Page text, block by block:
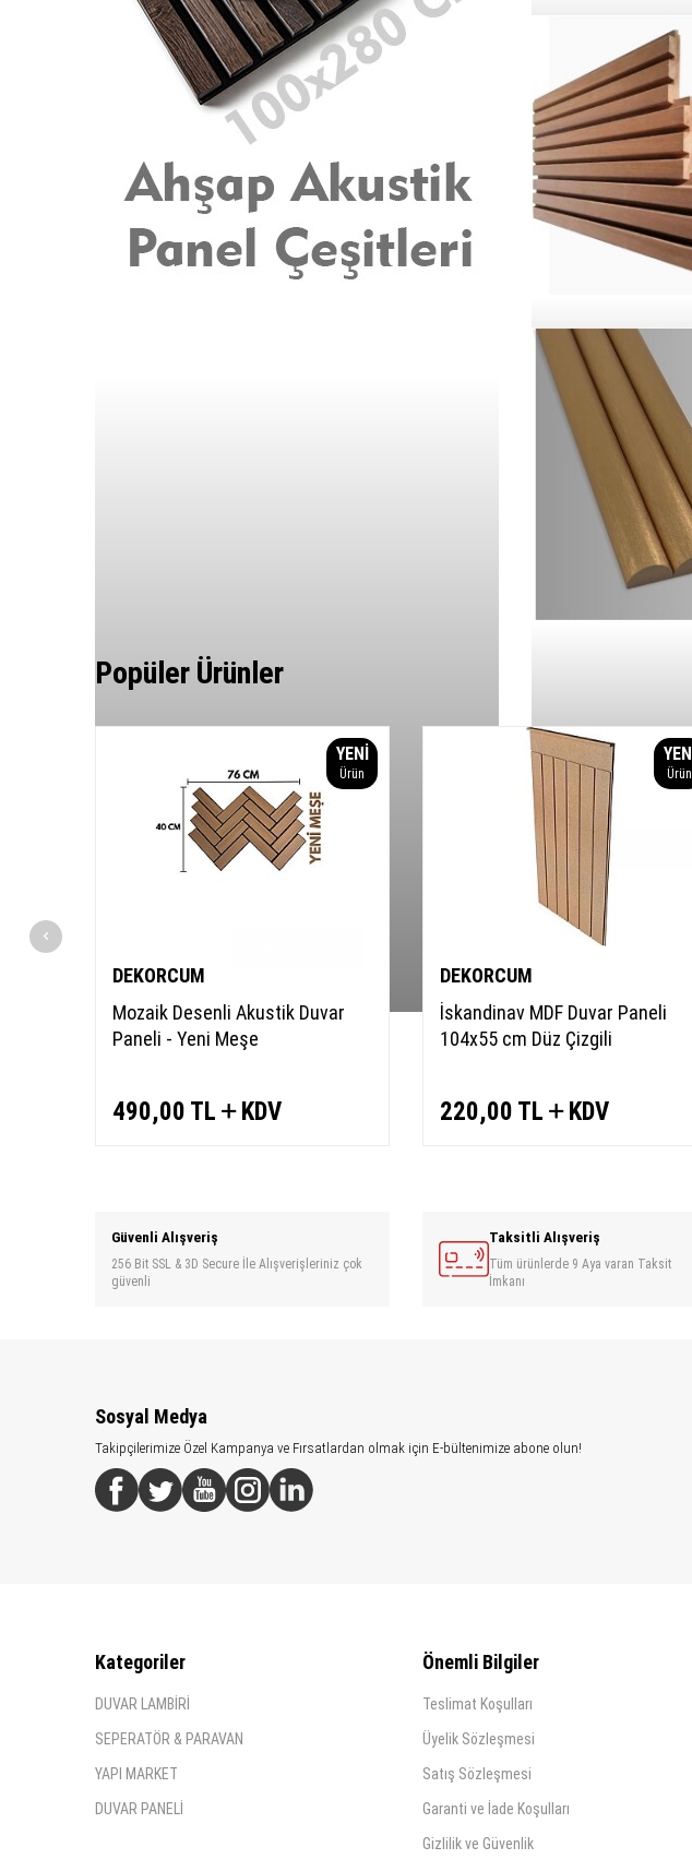
İNCELE
İNCELE
İNCELE
Popüler Ürünler
YENI
Ürün
DEKORCUM
Mozaik Desenli Akustik Duvar
Paneli - Yeni Meşe
490,00 TL KDV
YENI
Ürün
DEKORCUM
İskandinav MDF Duvar Paneli
104x55 cm Düz Çizgili
220,00 TL KDV
Güvenli Alışveriş
256 Bit SSL & 3D Secure İle Alışverişleriniz çok
güvenli
Taksitli Alışveriş
Tüm ürünlerde 9 Aya varan Taksit
İmkanı
Sosyal Medya
Takipçilerimize Özel Kampanya ve Fırsatlardan olmak için E-bültenimize abone olun!
Kategoriler
DUVAR LAMBİRİ
SEPERATÖR & PARAVAN
YAPI MARKET
DUVAR PANELİ
Önemli Bilgiler
Teslimat Koşulları
Üyelik Sözleşmesi
Satış Sözleşmesi
Garanti ve İade Koşulları
Gizlilik ve Güvenlik